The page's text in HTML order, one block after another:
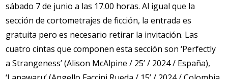
sábado 7 de junio a las 17.00 horas. Al igual que la
sección de cortometrajes de ficción, la entrada es
gratuita pero es necesario retirar la invitación. Las
cuatro cintas que componen esta sección son ‘Perfectly
a Strangeness’ (Alison McAlpine / 25’ / 2024 / España),